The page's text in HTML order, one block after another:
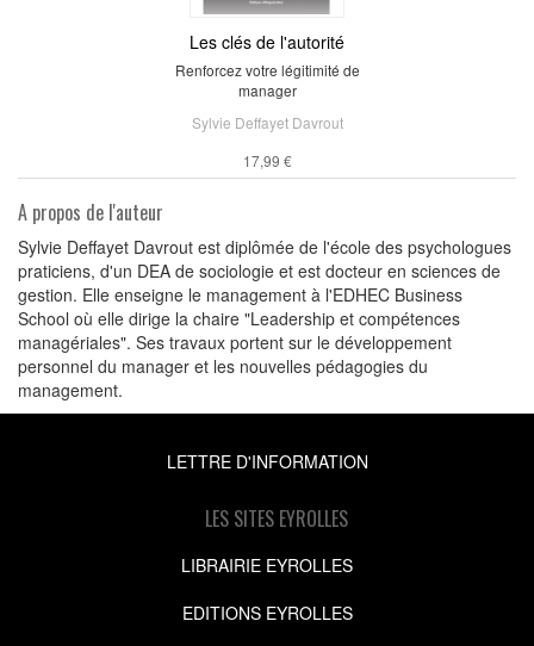
Les clés de l'autorité
Renforcez votre légitimité de
manager
Sylvie Deffayet Davrout
17,99 €
A propos de l'auteur
Sylvie Deffayet Davrout est diplômée de l'école des psychologues
praticiens, d'un DEA de sociologie et est docteur en sciences de
gestion. Elle enseigne le management à l'EDHEC Business
School où elle dirige la chaire "Leadership et compétences
managériales". Ses travaux portent sur le développement
personnel du manager et les nouvelles pédagogies du
management.
LETTRE D'INFORMATION
LES SITES EYROLLES
LIBRAIRIE EYROLLES
EDITIONS EYROLLES